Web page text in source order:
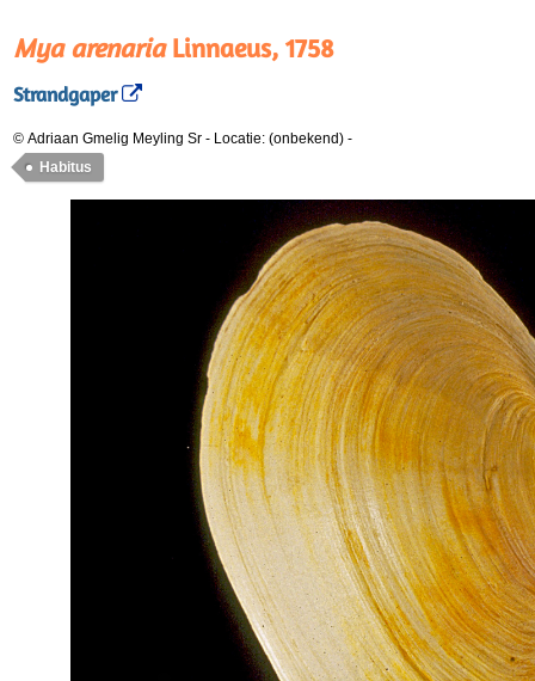
Mya arenariaLinnaeus, 1758
Strandgaper
© Adriaan Gmelig Meyling Sr - Locatie: (onbekend) -
Habitus